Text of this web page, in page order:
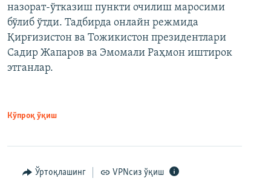
назорат-ўтказиш пункти очилиш маросими
бўлиб ўтди. Тадбирда онлайн режмида
Қирғизистон ва Тожикистон президентлари
Садир Жапаров ва Эмомали Раҳмон иштирок
этганлар.
Кўпроқ ўқиш
Ўртоқлашинг VPNсиз ўқиш